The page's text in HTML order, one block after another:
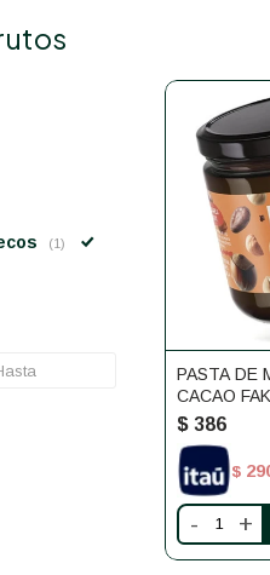
PASTA DE
CACAO
$ 386
$
- +
(1)